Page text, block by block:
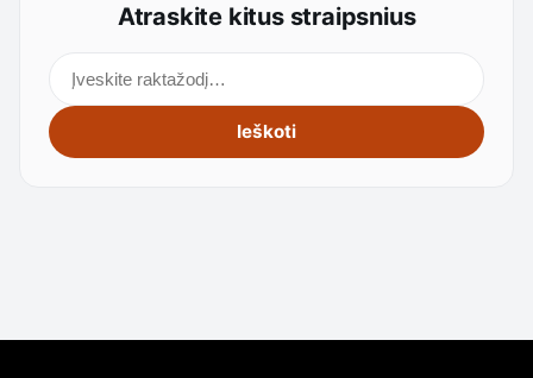
Atraskite kitus straipsnius
Ieškoti